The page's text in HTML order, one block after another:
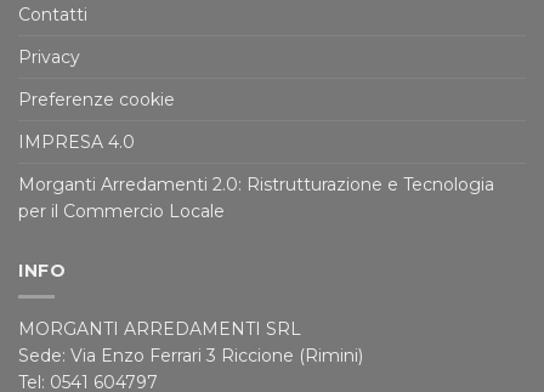
Contatti
Privacy
Preferenze cookie
IMPRESA 4.0
Morganti Arredamenti 2.0: Ristrutturazione e Tecnologia
per il Commercio Locale
INFO
MORGANTI ARREDAMENTI SRL
Sede: Via Enzo Ferrari 3 Riccione (Rimini)
Tel: 0541 604797